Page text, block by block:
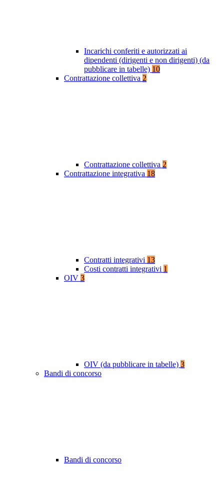
Incarichi conferiti e autorizzati ai
dipendenti (dirigenti e non dirigenti) (da
pubblicare in tabelle) 10
Contrattazione collettiva 2
Contrattazione collettiva 2
Contrattazione integrativa 18
Contratti integrativi 13
Costi contratti integrativi 1
OIV 3
OIV (da pubblicare in tabelle) 3
Bandi di concorso
Bandi di concorso